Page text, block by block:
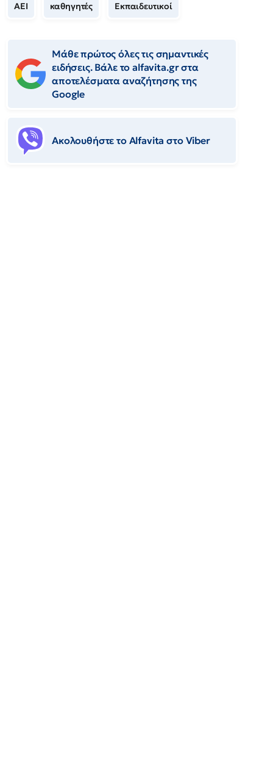
ΑΕΙ καθηγητές Εκπαιδευτικοί
Μάθε πρώτος όλες τις σημαντικές
ειδήσεις. Βάλε το alfavita.gr στα
αποτελέσματα αναζήτησης της
Google
Ακολουθήστε το Αlfavita στο Viber